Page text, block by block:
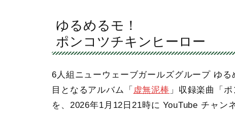
ゆるめるモ！
ポンコツチキンヒーロー
6人組ニューウェーブガールズグループ ゆ
目となるアルバム「 虚無泥棒 」収録楽曲「
を、2026年1月12日21時に YouTube チャン